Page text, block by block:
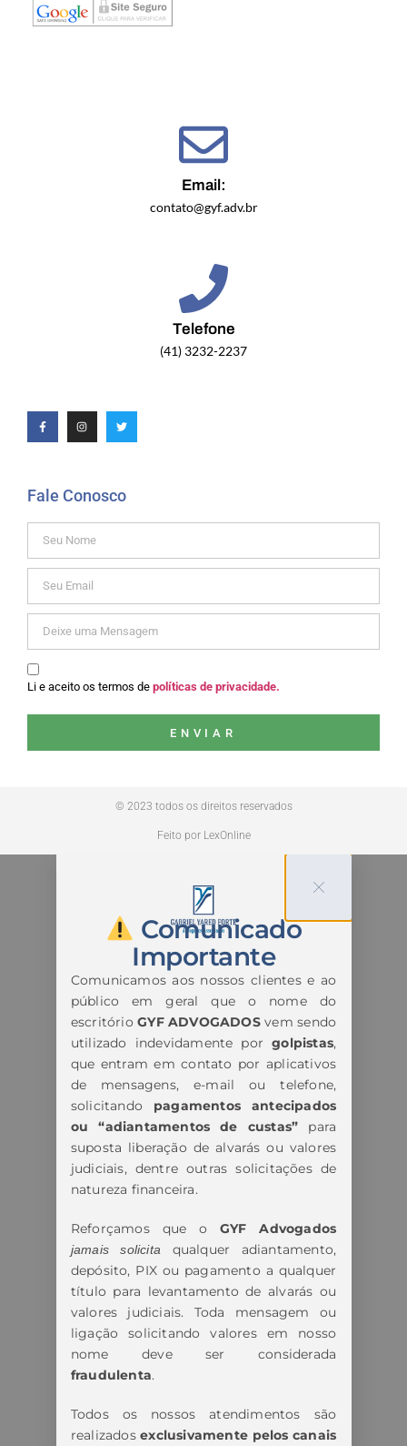
Email:
contato@gyf.adv.br
Telefone
(41) 3232-2237
Fale Conosco
Li e aceito os termos de políticas de privacidade.
ENVIAR
© 2023 todos os direitos reservados
Feito por LexOnline
Comunicado
Importante
Comunicamos aos nossos clientes e ao
público em geral que o nome do
escritório GYF ADVOGADOSvem sendo
utilizado indevidamente por golpistas,
que entram em contato por aplicativos
de mensagens, e-mail ou telefone,
solicitando pagamentos antecipados
ou “adiantamentos de custas” para
suposta liberação de alvarás ou valores
judiciais, dentre outras solicitações de
natureza financeira.
Reforçamos que o GYF Advogados
jamais solicita
qualquer adiantamento,
depósito, PIX ou pagamento a qualquer
título para levantamento de alvarás ou
valores judiciais. Toda mensagem ou
ligação solicitando valores em nosso
nome deve ser considerada
fraudulenta.
Todos os nossos atendimentos são
realizadosexclusivamente pelos canais